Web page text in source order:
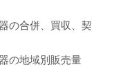
の合併、買収、契
の地域別販売量